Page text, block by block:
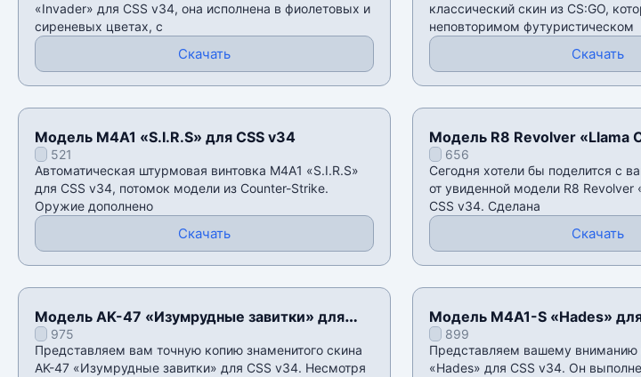
«Invader» для CSS v34, она исполнена в фиолетовых и
сиреневых цветах, с
Скачать
классический скин из CS:GO,
неповторимом футуристическом
Скачать
Модель M4A1 «S.I.R.S» для CSS v34
521
Автоматическая штурмовая винтовка M4A1 «S.I.R.S»
для CSS v34, потомок модели из Counter-Strike.
Оружие дополнено
Скачать
Модель R8 Revolver «Llama
v34656
Сегодня хотели бы поделится с
от увиденной модели R8 Revolver
CSS v34. Сделана
Скачать
Модель AK-47 «Изумрудные завитки» для
CSS v34
975
Представляем вам точную копию знаменитого скина
AK-47 «Изумрудные завитки» для CSS v34. Несмотря
Модель M4A1-S «Hades»
899
Представляем вашему вниманию
«Hades» для CSS v34. Он